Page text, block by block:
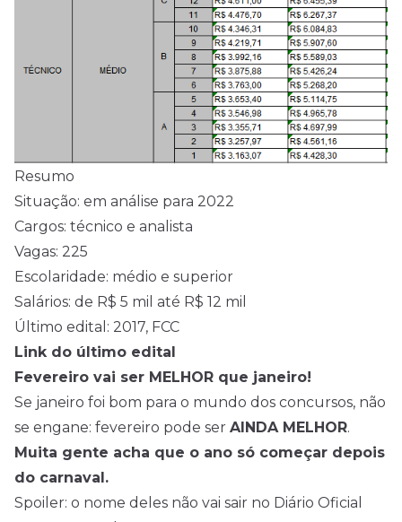
Resumo
Situação: em análise para 2022
Cargos: técnico e analista
Vagas: 225
Escolaridade: médio e superior
Salários: de R$ 5 mil até R$ 12 mil
Último edital: 2017, FCC
Link do último edital
Fevereiro vai ser MELHOR que janeiro!
Se janeiro foi bom para o mundo dos concursos, não
se engane: fevereiro pode ser AINDA MELHOR.
Muita gente acha que o ano só começar depois
do carnaval.
Spoiler: o nome deles não vai sair no Diário Oficial